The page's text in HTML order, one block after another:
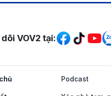
xã hội
VOV2 tại:
Podcast